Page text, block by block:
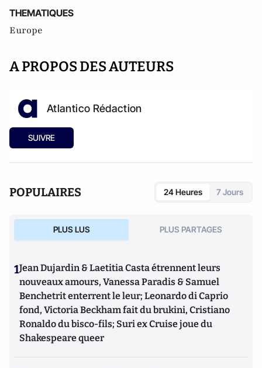
THEMATIQUES
Europe
A PROPOS DES AUTEURS
Atlantico Rédaction
SUIVRE
POPULAIRES 24 Heures 7 Jours
PLUS LUS PLUS PARTAGES
1Jean Dujardin & Laetitia Casta étrennent leurs
nouveaux amours, Vanessa Paradis & Samuel
Benchetrit enterrent le leur; Leonardo di Caprio
fond, Victoria Beckham fait du brukini, Cristiano
Ronaldo du bisco-fils; Suri ex Cruise joue du
Shakespeare queer